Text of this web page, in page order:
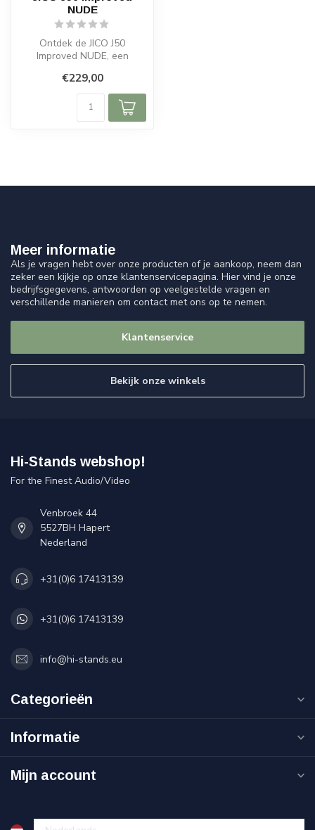
NUDE
Ontdek de JICO J50
Improved NUDE, een
met Naked Diamond ...
€229,00
Meer informatie
Als je vragen hebt over onze producten of je aankoop, neem dan
zeker een kijkje op onze klantenservicepagina. Hier vind je onze
bedrijfsgegevens, antwoorden op veelgestelde vragen en
verschillende manieren om contact met ons op te nemen.
Klantenservice
Bekijk onze winkels
Hi-Stands webshop!
For the Finest Audio/Video
Venbroek 44
5527BH Hapert
Nederland
+31(0)6 17413139
+31(0)6 17413139
info@hi-stands.eu
Categorieën
Informatie
Mijn account